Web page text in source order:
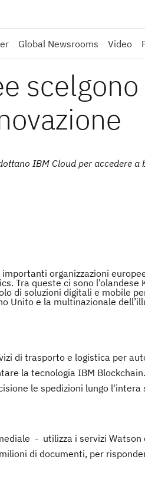
Global Newsrooms Video
scelgono
IBM Cloud per accedere
organizzazioni
Tra queste ci sono l’olandese
di soluzioni digitali e mobile
Unito e la multinazionale
di trasporto e logistica per
la tecnologia IBM
le spedizioni lungo l'intera
- utilizza i servizi Watson
di documenti, per